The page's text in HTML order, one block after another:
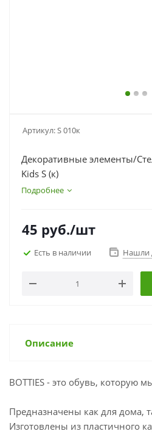
Артикул:S 010к
Декоративные элементы/
Kids S (к)
Подробнее
45 руб./шт
Есть в наличии Нашли
Описание
BOTTIES - это обувь, которую
Предназначены как для дома,
Изготовлены из пластичного